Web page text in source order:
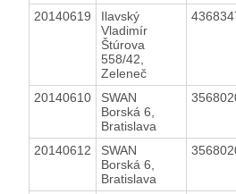
20140619
Ilavský
Vladimír
Štúrova
558/42,
Zeleneč
20140610
SWAN
Borská 6,
Bratislava
20140612
SWAN
Borská 6,
Bratislava